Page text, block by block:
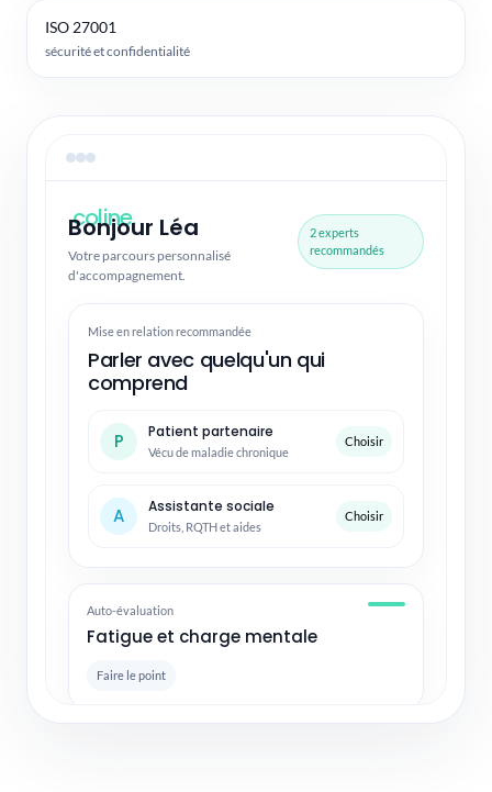
ISO 27001
sécurité et confidentialité
coline.
Bonjour Léa
Votre parcours personnalisé
d'accompagnement.
2 experts
recommandés
Mise en relation recommandée
Parler avec quelqu'un qui
comprend
P Patient partenaire
Vécu de maladie chronique
Choisir
A Assistante sociale
Droits, RQTH et aides
Choisir
Auto-évaluation
Fatigue et charge mentale
Faire le point